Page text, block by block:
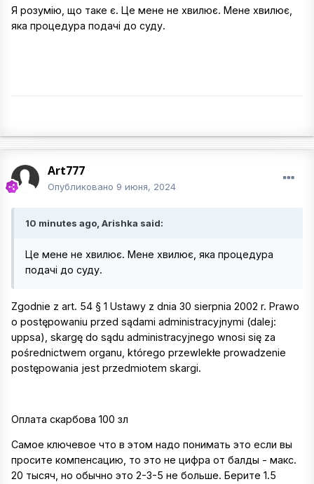
Я розумію, що таке є. Це мене не хвилює. Мене хвилює,
яка процедура подачі до суду.
Art777
Опубликовано 9 июня, 2024
10 minutes ago, Arishka said:
Це мене не хвилює. Мене хвилює, яка процедура
подачі до суду.
Zgodnie z art. 54 § 1 Ustawy z dnia 30 sierpnia 2002 r. Prawo
o postępowaniu przed sądami administracyjnymi (dalej:
uppsa), skargę do sądu administracyjnego wnosi się za
pośrednictwem organu, którego przewlekłe prowadzenie
postępowania jest przedmiotem skargi.
Оплата скарбова 100 зл
Самое ключевое что в этом надо понимать это если вы
просите компенсацию, то это не цифра от балды - макс.
20 тысяч, но обычно это 2-3-5 не больше. Берите 1.5